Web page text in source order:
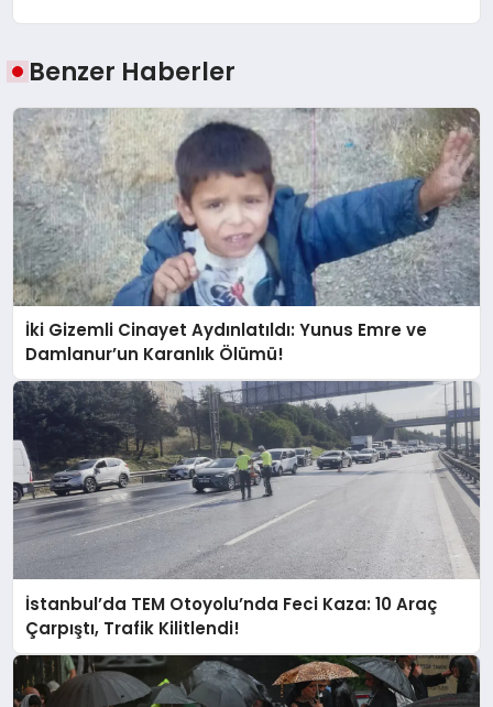
Benzer Haberler
İki Gizemli Cinayet Aydınlatıldı: Yunus Emre ve
Damlanur’un Karanlık Ölümü!
İstanbul’da TEM Otoyolu’nda Feci Kaza: 10 Araç
Çarpıştı, Trafik Kilitlendi!